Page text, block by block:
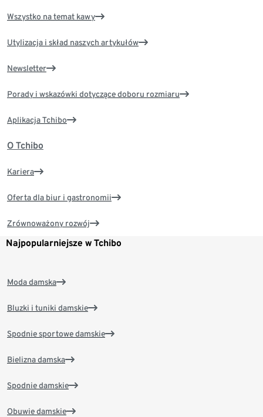
Wszystko na temat kawy
Utylizacja i skład naszych artykułów
Newsletter
Porady i wskazówki dotyczące doboru rozmiaru
Aplikacja Tchibo
O Tchibo
Kariera
Oferta dla biur i gastronomii
Zrównoważony rozwój
Najpopularniejsze w Tchibo
Moda damska
Bluzki i tuniki damskie
Spodnie sportowe damskie
Bielizna damska
Spodnie damskie
Obuwie damskie